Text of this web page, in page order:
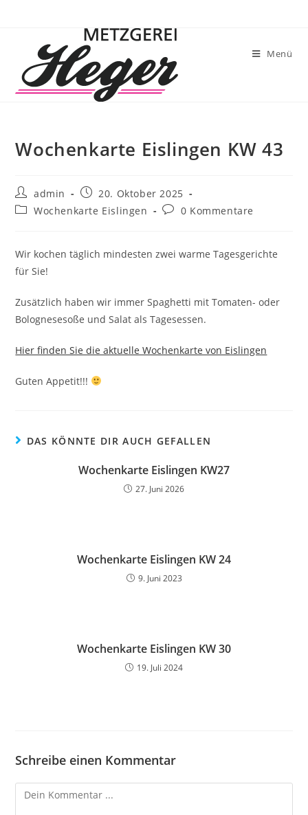
Menü
Wochenkarte Eislingen KW 43
admin
20. Oktober 2025
Wochenkarte Eislingen
0 Kommentare
Wir kochen täglich mindesten zwei warme Tagesgerichte
für Sie!
Zusätzlich haben wir immer Spaghetti mit Tomaten- oder
Bolognesesoße und Salat als Tagesessen.
Hier finden Sie die aktuelle Wochenkarte von Eislingen
Guten Appetit!!!
DAS KÖNNTE DIR AUCH GEFALLEN
Wochenkarte Eislingen KW27
27. Juni 2026
Wochenkarte Eislingen KW 24
9. Juni 2023
Wochenkarte Eislingen KW 30
19. Juli 2024
Schreibe einen Kommentar